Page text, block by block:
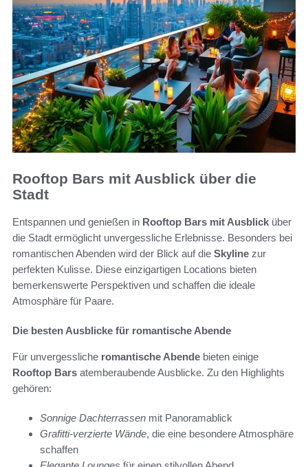
Rooftop Bars mit Ausblick über die
Stadt
Entspannen und genießen in Rooftop Bars mit Ausblick über
die Stadt ermöglicht unvergessliche Erlebnisse. Besonders bei
romantischen Abenden wird der Blick auf die Skyline zur
perfekten Kulisse. Diese einzigartigen Locations bieten
bemerkenswerte Perspektiven und schaffen die ideale
Atmosphäre für Paare.
Die besten Ausblicke für romantische Abende
Für unvergessliche romantische Abende bieten einige
Rooftop Bars atemberaubende Ausblicke. Zu den Highlights
gehören:
Sonnige Dachterrassen mit Panoramablick
Grafitti-verzierte Wände, die eine besondere Atmosphäre
schaffen